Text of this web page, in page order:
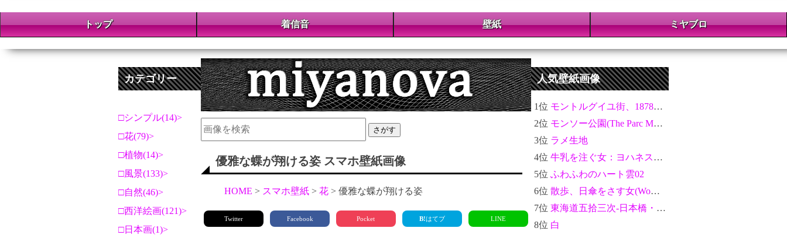
トップ 着信音 壁紙 ミヤブロ
さがす
優雅な蝶が翔ける姿 スマホ壁紙画像
HOME スマホ壁紙 花 優雅な蝶が翔ける姿
Twitter Facebook Pocket B!はてブ LINE
カテゴリー
シンプル(14)
花(79)
植物(14)
風景(133)
自然(46)
西洋絵画(121)
日本画(1)
人気壁紙画像
1位 モントルグイユ街、1878年パリ万博の祝祭(The Rue Montorgueil in Paris. Celebration of June 30, 1878)：クロード・モネ
2位 モンソー公園(The Parc Monceau)：クロード・モネ
3位 ラメ生地
4位牛乳を注ぐ女：ヨハネス・フェルメール
5位ふわふわのハート雲02
6位散歩、日傘をさす女(Woman with a Parasol - Madame Monet and Her Son)：クロード・モネ
7位東海道五拾三次-日本橋・朝之景：歌川広重
8位 白